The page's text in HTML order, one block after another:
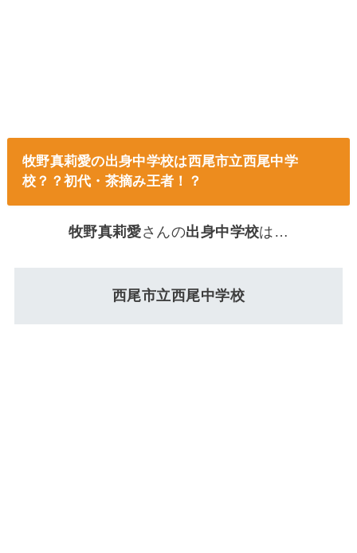
牧野真莉愛の出身中学校は西尾市立西尾中学
校？？初代・茶摘み王者！？
牧野真莉愛さんの出身中学校は…
西尾市立西尾中学校